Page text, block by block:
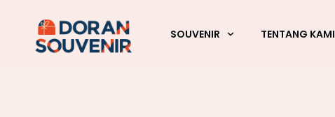
SOUVENIR TENTANG KAMI